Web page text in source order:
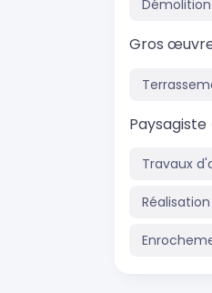
Gros
Paysagiste
Travaux